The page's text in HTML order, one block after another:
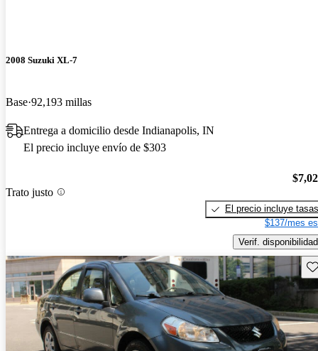
2008 Suzuki XL-7
Base 92,193 millas
Entrega a domicilio desde Indianapolis, IN
El precio incluye envío de $303
Trato justo
El precio incluye tasas
$137/mes
Verif. disponibilidad